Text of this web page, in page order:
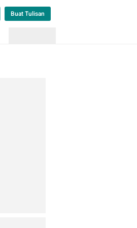
Buat Tulisan